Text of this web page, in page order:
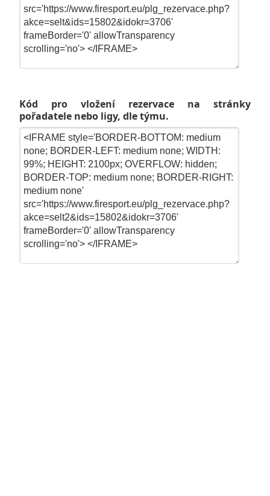
Kód pro vložení rezervace na stránky
pořadatele nebo ligy, dle týmu.